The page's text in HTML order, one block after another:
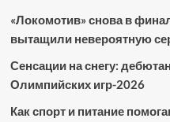
«Локомотив» снова в
вытащили невероятную
Сенсации на снегу:
Олимпийских игр-2026
Как спорт и питание